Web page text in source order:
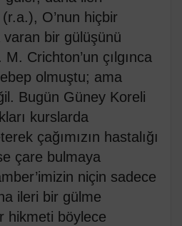
O’nun hiçbir
bir gülüşünü
Crichton’un çılgınca
olmuştu; ama
Bugün Güney Koreli
kurslarda
çağımızın hastalığı
çare bulmaya
niçin sadece
ileri bir gülme
hikmeti böylece